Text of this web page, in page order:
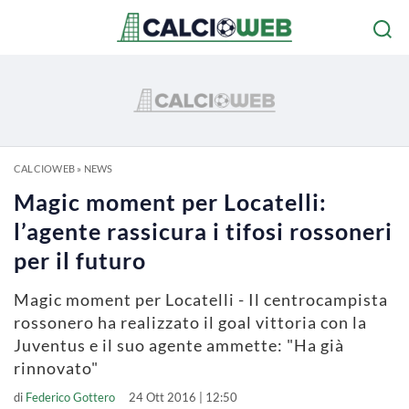
CALCIOWEB» NEWS
Magic moment per Locatelli:
l’agente rassicura i tifosi rossoneri
per il futuro
Magic moment per Locatelli - Il centrocampista
rossonero ha realizzato il goal vittoria con la
Juventus e il suo agente ammette: "Ha già
rinnovato"
di Federico Gottero 24 Ott 2016 | 12:50